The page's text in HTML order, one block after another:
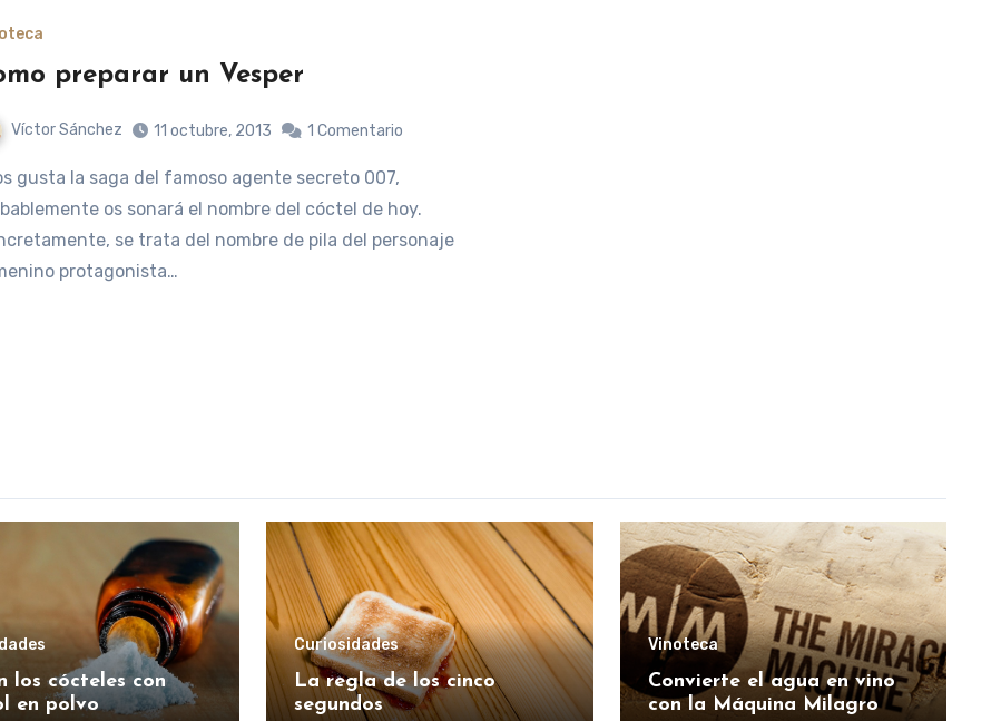
preparar un Vesper
Víctor Sánchez 11 octubre, 2013 1 Comentario
os sonará el nombre del cóctel de hoy.
se trata del nombre de pila del personaje
protagonista…
los cócteles con
en polvo
Curiosidades
La regla de los cinco
segundos
Vinoteca
Convierte el agua en vino
con la Máquina Milagro